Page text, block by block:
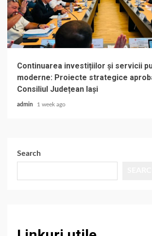
Continuarea investițiilor și servicii
moderne: Proiecte strategice
Consiliul Județean Iași
admin 1 week ago
Search